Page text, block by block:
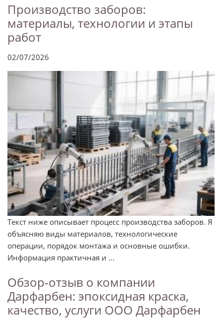
Производство заборов:
материалы, технологии и этапы
работ
02/07/2026
Текст ниже описывает процесс производства заборов. Я
объясняю виды материалов, технологические
операции, порядок монтажа и основные ошибки.
Информация практичная и ...
Обзор-отзыв о компании
Дарфарбен: эпоксидная краска,
качество, услуги ООО Дарфарбен